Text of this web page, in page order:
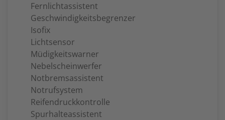
Fernlichtassistent
Geschwindigkeitsbegrenzer
Isofix
Lichtsensor
Müdigkeitswarner
Nebelscheinwerfer
Notbremsassistent
Notrufsystem
Reifendruckkontrolle
Spurhalteassistent